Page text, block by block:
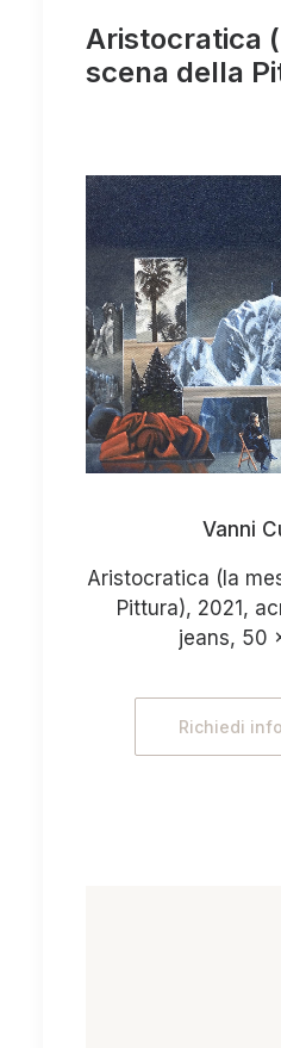
Antonio’s
della
Aristocratica
scena della
Vanni
Aristocratica (la
Pittura), 2021,
jeans, 50
Richiedi